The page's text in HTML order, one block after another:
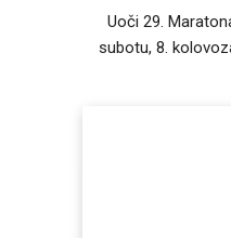
Uoči 29.
subotu, 8.